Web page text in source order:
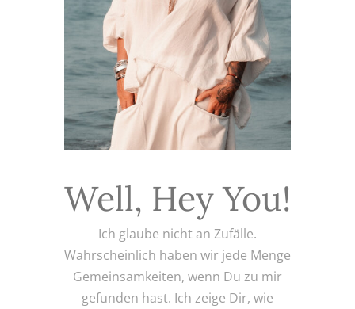
Well, Hey You!
Ich glaube nicht an Zufälle.
Wahrscheinlich haben wir jede Menge
Gemeinsamkeiten, wenn Du zu mir
gefunden hast. Ich zeige Dir, wie